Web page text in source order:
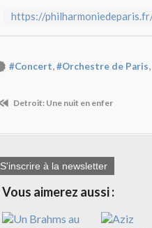
#Concert,#Orchestre de Paris,
Detroit: Une nuit en enfer
S'inscrire à la newsletter
Vous aimerez aussi :